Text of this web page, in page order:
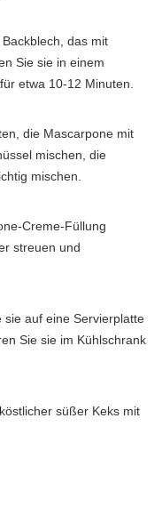
das mit
Sie sie in einem
etwa 10-12 Minuten.
die Mascarpone mit
mischen, die
mischen.
Creme-Füllung
streuen und
sie auf eine Servierplatte
Sie sie im Kühlschrank
süßer Keks mit